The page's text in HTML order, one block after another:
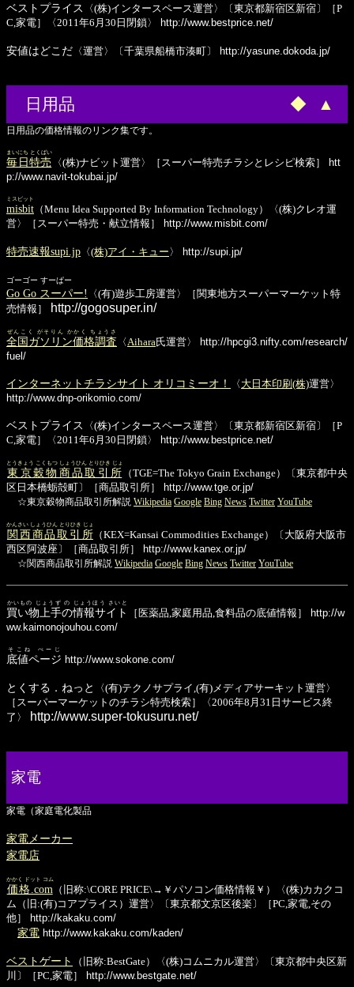
ベストプライス
〈(株)インタースペース運営〉〔東京都新宿区新宿〕［P
C,家電］〈2011年6月30日閉鎖〉
http://www.bestprice.net/
安値はどこだ 〈運営〉〔千葉県船橋市湊町〕 http://yasune.dokoda.jp/
日用品 ◆ ▲
日用品の価格情報のリンク集です。
毎日特売
まいにち とくばい
〈(株)ナビット運営〉［スーパー特売チラシとレシピ検索］
htt
p://www.navit-tokubai.jp/
misbit
ミスビット
（Menu Idea Supported By Information Technology）〈(株)クレオ運
営〉［スーパー特売・献立情報］
http://www.misbit.com/
特売速報supi.jp 〈(株)アイ・キュー 〉 http://supi.jp/
ゴーゴー すーぱー
Go Go スーパー!
〈(有)遊歩工房運営〉［関東地方スーパーマーケット特
売情報］
http://gogosuper.in/
全国ガソリン価格調査
ぜんこく がそりん かかく ちょうさ
〈 Aihara氏運営〉
http://hpcgi3.nifty.com/research/
fuel/
インターネットチラシサイト オリコミーオ！ 〈 大日本印刷(株)運営〉
http://www.dnp-orikomio.com/
ベストプライス
〈(株)インタースペース運営〉〔東京都新宿区新宿〕［P
C,家電］〈2011年6月30日閉鎖〉
http://www.bestprice.net/
東京穀物商品取引所
とうきょう こくもつ しょうひん とりひき じょ
（TGE=The Tokyo Grain Exchange）〔東京都中央
区日本橋蛎殻町〕［商品取引所］
http://www.tge.or.jp/
☆東京穀物商品取引所解説 Wikipedia Google Bing News Twitter YouTube
関西商品取引所
かんさい しょうひん とりひき じょ
（KEX=Kansai Commodities Exchange）〔大阪府大阪市
西区阿波座〕［商品取引所］
http://www.kanex.or.jp/
☆関西商品取引所解説 Wikipedia Google Bing News Twitter YouTube
買い物上手の情報サイト
かいもの じょうず の じょうほう さいと
［医薬品,家庭用品,食料品の底値情報］
http://w
ww.kaimonojouhou.com/
底値ページ
そこね ぺーじ
http://www.sokone.com/
とくする．ねっと
〈(有)テクノサプライ,(有)メディアサーキット運営〉
［スーパーマーケットのチラシ特売検索］〈2006年8月31日サービス終
了〉
http://www.super-tokusuru.net/
家電
家電（家庭電化製品
家電メーカー
家電店
価格.com
かかく ドット コム
（旧称:\CORE PRICE\→￥パソコン価格情報￥）〈(株)カカクコ
ム（旧:(有)コアプライス）運営〉〔東京都文京区後楽〕［PC,家電,その
他］
http://kakaku.com/
家電 http://www.kakaku.com/kaden/
ベストゲート
（旧称:BestGate）〈(株)コムニカル運営〉〔東京都中央区新
川〕［PC,家電］
http://www.bestgate.net/